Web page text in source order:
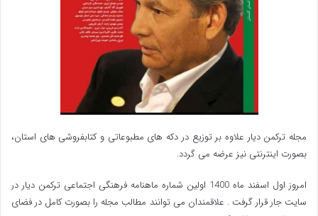
مجله ترکمن دیار علاوه بر توزیع در دکه های مطبوعاتی و کتابفروشی های استان،
بصورت اینترنتی نیز عرضه می گردد.‌
امروز اول اسفند ماه 1400 اولین شماره ماهنامه فرهنگی اجتماعی ترکمن دیار در
سایت جار قرار گرفت . علاقمندان می توانند مطالب مجله را بصورت کامل در فضای